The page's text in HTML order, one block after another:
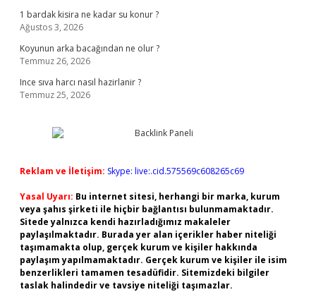
1 bardak kisira ne kadar su konur ?
Ağustos 3, 2026
Koyunun arka bacağından ne olur ?
Temmuz 26, 2026
Ince sıva harcı nasıl hazirlanir ?
Temmuz 25, 2026
Reklam ve İletişim: Skype: live:.cid.575569c608265c69
Yasal Uyarı: Bu internet sitesi, herhangi bir marka, kurum
veya şahıs şirketi ile hiçbir bağlantısı bulunmamaktadır.
Sitede yalnızca kendi hazırladığımız makaleler
paylaşılmaktadır. Burada yer alan içerikler haber niteliği
taşımamakta olup, gerçek kurum ve kişiler hakkında
paylaşım yapılmamaktadır. Gerçek kurum ve kişiler ile isim
benzerlikleri tamamen tesadüfidir. Sitemizdeki bilgiler
taslak halindedir ve tavsiye niteliği taşımazlar.